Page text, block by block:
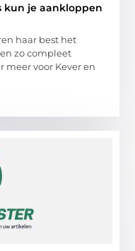
kun je aankloppen
haar best het
zo compleet
voor Kever en